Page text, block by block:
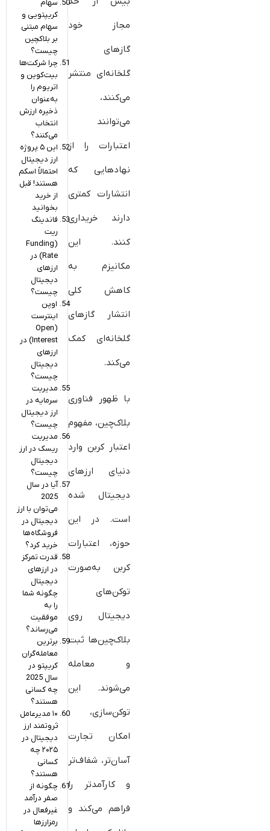
مجاز خود
گازهای
گلخانه‌ای منتشر
می‌کنند،
می‌توانند
اعتبارات را از
نهادهایی که
انتشارات کمتری
دارند خریداری
کنند. این
مکانیزم به
کاهش کلی
انتشار گازهای
گلخانه‌ای کمک
می‌کند.
با ظهور فناوری
بلاک‌چین، مفهوم
اعتبار کربن وارد
دنیای ارزهای
دیجیتال شده
است. در این
حوزه، اعتبارات
کربن به‌صورت
توکن‌های
دیجیتال روی
بلاک‌چین‌ها ثبت
و معامله
می‌شوند. این
توکن‌سازی،
امکان تجارت
آسان‌تر، شفاف‌تر
و کارآمدتر را
فراهم می‌کند و
سهام
کریپتویی و
سهام مبتنی
بر بلاکچین
چیست؟
چرا شرکت‌ها
بیت‌کوین و
اتریوم را
به‌عنوان
ذخیره ارزش
انتخاب
می‌کنند؟
این ۵ پروژه
ارز دیجیتال
احتمالاً اسکم
هستند! قبل
از خرید
بخوانید
فاندینگ
ریت
(Funding
Rate) در
ارزهای
دیجیتال
چیست؟
اوپن
اینترست
(Open
Interest) در
ارزهای
دیجیتال
چیست؟
مدیریت
سرمایه در
ارز دیجیتال
چیست؟
مدیریت
ریسک در ارز
دیجیتال
چیست؟
آیا در سال
2025
می‌توان با ارز
دیجیتال در
فروشگاه‌ها
خرید کرد؟
قدرت تمرکز
در ارزهای
دیجیتال
چگونه شما
را به
موفقیت
می‌رساند؟
برترین
معامله‌گران
کریپتو در
سال 2025
چه کسانی
هستند؟
۱۰ مدیرعامل
ثروتمند ارز
دیجیتال در
۲۰۲۵ چه
کسانی
هستند؟
چگونه از
صفر درآمد
غیرفعال در
رمزارزها